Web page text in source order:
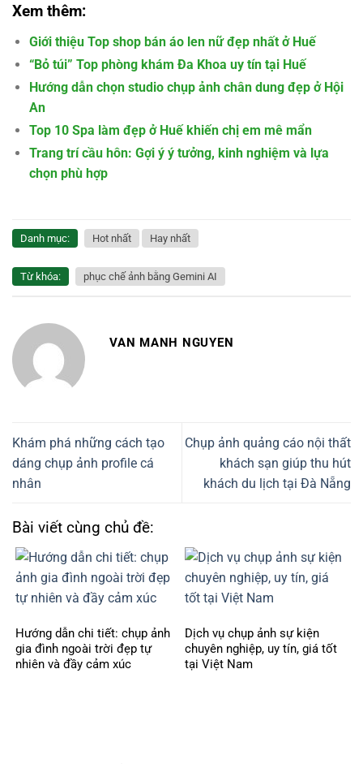
Xem thêm:
Giới thiệu Top shop bán áo len nữ đẹp nhất ở Huế
“Bỏ túi” Top phòng khám Đa Khoa uy tín tại Huế
Hướng dẫn chọn studio chụp ảnh chân dung đẹp ở Hội
An
Top 10 Spa làm đẹp ở Huế khiến chị em mê mẩn
Trang trí cầu hôn: Gợi ý ý tưởng, kinh nghiệm và lựa
chọn phù hợp
Danh mục: Hot nhất Hay nhất
Từ khóa: phục chế ảnh bằng Gemini AI
VAN MANH NGUYEN
Khám phá những cách tạo
dáng chụp ảnh profile cá
nhân
Chụp ảnh quảng cáo nội thất
khách sạn giúp thu hút
khách du lịch tại Đà Nẵng
Bài viết cùng chủ đề:
Hướng dẫn chi tiết: chụp ảnh
gia đình ngoài trời đẹp tự
nhiên và đầy cảm xúc
Dịch vụ chụp ảnh sự kiện
chuyên nghiệp, uy tín, giá tốt
tại Việt Nam